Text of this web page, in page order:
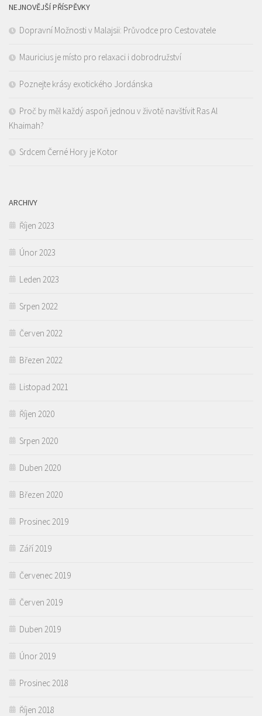
NEJNOVĚJŠÍ PŘÍSPĚVKY
Dopravní Možnosti v Malajsii: Průvodce pro Cestovatele
Mauricius je místo pro relaxaci i dobrodružství
Poznejte krásy exotického Jordánska
Proč by měl každý aspoň jednou v životě navštívit Ras Al
Khaimah?
Srdcem Černé Hory je Kotor
ARCHIVY
Říjen 2023
Únor 2023
Leden 2023
Srpen 2022
Červen 2022
Březen 2022
Listopad 2021
Říjen 2020
Srpen 2020
Duben 2020
Březen 2020
Prosinec 2019
Září 2019
Červenec 2019
Červen 2019
Duben 2019
Únor 2019
Prosinec 2018
Říjen 2018